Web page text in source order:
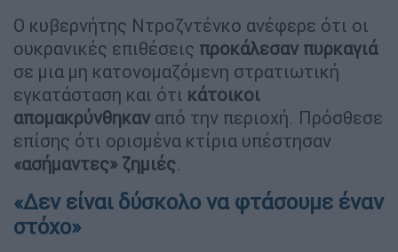
Ο κυβερνήτης Ντροζντένκο ανέφερε ότι οι
ουκρανικές επιθέσεις προκάλεσαν πυρκαγιά
σε μια μη κατονομαζόμενη στρατιωτική
εγκατάσταση και ότι κάτοικοι
απομακρύνθηκαν από την περιοχή. Πρόσθεσε
επίσης ότι ορισμένα κτίρια υπέστησαν
«ασήμαντες» ζημιές.
«Δεν είναι δύσκολο να φτάσουμε έναν
στόχο»